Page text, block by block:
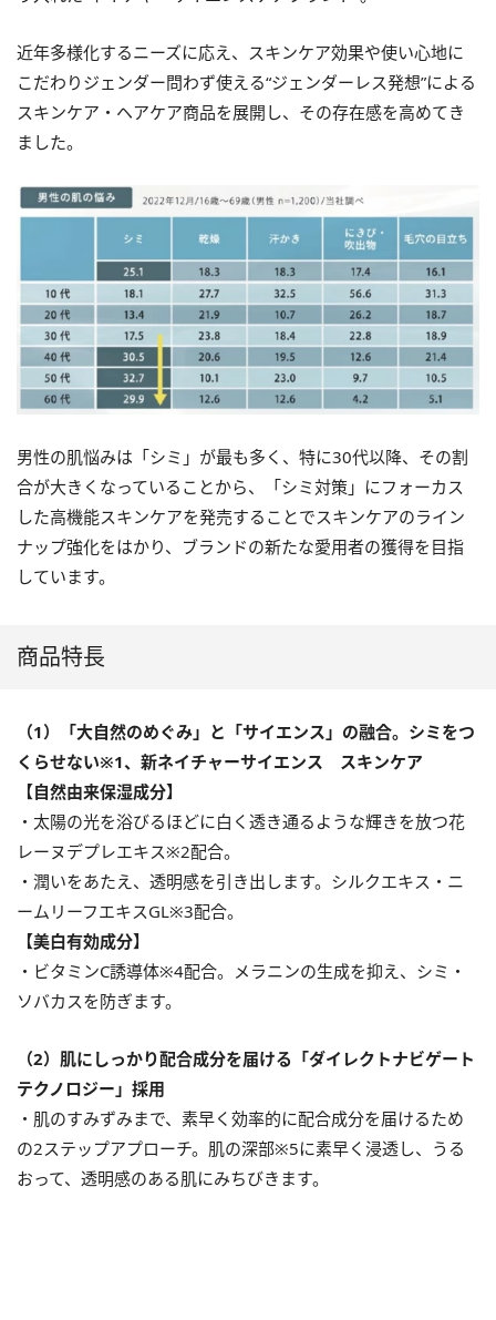
近年多様化するニーズに応え、スキンケア効果や使い心地に
こだわりジェンダー問わず使える“ジェンダーレス発想”による
スキンケア・ヘアケア商品を展開し、その存在感を高めてき
ました。
男性の肌悩みは「シミ」が最も多く、特に30代以降、その割
合が大きくなっていることから、「シミ対策」にフォーカス
した高機能スキンケアを発売することでスキンケアのライン
ナップ強化をはかり、ブランドの新たな愛用者の獲得を目指
しています。
商品特長
（1）「大自然のめぐみ」と「サイエンス」の融合。シミをつ
くらせない※1、新ネイチャーサイエンス スキンケア
【自然由来保湿成分】
・太陽の光を浴びるほどに白く透き通るような輝きを放つ花
レーヌデプレエキス※2配合。
・潤いをあたえ、透明感を引き出します。シルクエキス・ニ
ームリーフエキスGL※3配合。
【美白有効成分】
・ビタミンC誘導体※4配合。メラニンの生成を抑え、シミ・
ソバカスを防ぎます。
（2）肌にしっかり配合成分を届ける「ダイレクトナビゲート
テクノロジー」採用
・肌のすみずみまで、素早く効率的に配合成分を届けるため
の2ステップアプローチ。肌の深部※5に素早く浸透し、うる
おって、透明感のある肌にみちびきます。